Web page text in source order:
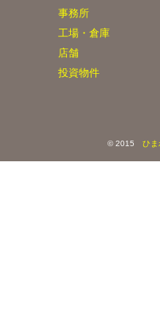
事務所
工場・倉庫
店舗
投資物件
© 2015 ひま